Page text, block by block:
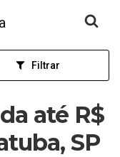
Filtrar
até R$
SP